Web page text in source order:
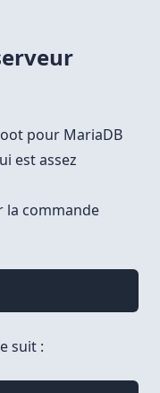
pour MariaDB
est assez
la commande
suit :